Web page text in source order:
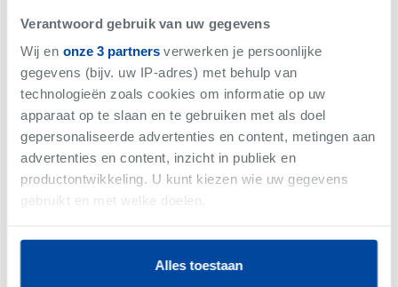
Verantwoord gebruik van uw gegevens
Wij en onze 3 partnersverwerken je persoonlijke
gegevens (bijv. uw IP-adres) met behulp van
technologieën zoals cookies om informatie op uw
apparaat op te slaan en te gebruiken met als doel
gepersonaliseerde advertenties en content, metingen aan
advertenties en content, inzicht in publiek en
productontwikkeling. U kunt kiezen wie uw gegevens
gebruikt en met welke doelen.
Als u het toestaat, willen we ook graag:
Informatie verzamelen over uw geografische
Alles toestaan
-Woning
Vlaemynck business magazine